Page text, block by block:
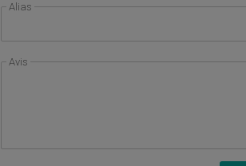
Alias
Avis